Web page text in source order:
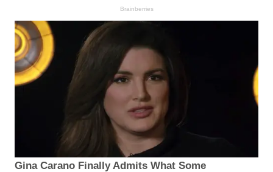
Brainberries
Gina Carano Finally Admits What Some